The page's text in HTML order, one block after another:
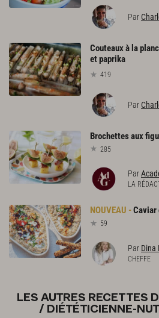
Par
Couteaux à la
et paprika
419
Par
Brochettesaux
285
Par
LA
Caviar
59
Par Dina
CHEFFE
LES AUTRES RECETTES
/ DIÉTÉTICIENNE-